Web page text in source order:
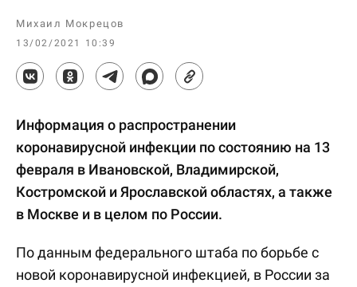
Михаил Мокрецов
13/02/2021 10:39
Информация о распространении
коронавирусной инфекции по состоянию на 13
февраля в Ивановской, Владимирской,
Костромской и Ярославской областях, а также
в Москве и в целом по России.
По данным федерального штаба по борьбе с
новой коронавирусной инфекцией, в России за